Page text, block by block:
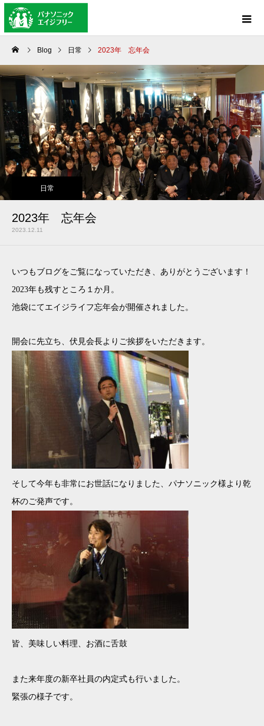
Blog 日常 2023年 忘年会
日常
2023年 忘年会
2023.12.11
いつもブログをご覧になっていただき、ありがとうございます！
2023年も残すところ１か月。
池袋にてエイジライフ忘年会が開催されました。
開会に先立ち、伏見会長よりご挨拶をいただきます。
そして今年も非常にお世話になりました、パナソニック様より乾
杯のご発声です。
皆、美味しい料理、お酒に舌鼓
また来年度の新卒社員の内定式も行いました。
緊張の様子です。